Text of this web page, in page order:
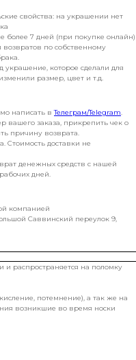
свойства: на украшении нет
более 7 дней (при покупке онлайн)
по собственному
которое сделали для
размер, цвет и т.д.
написать вТелеграм/Telegram.
вашего заказа, прикрепить чек о
причину возврата.
Стоимость доставки не
денежных средств с нашей
дней.
компанией
Саввинский переулок 9,
и распространяется на поломку
потемнение), а так же на
возникшие во время носки